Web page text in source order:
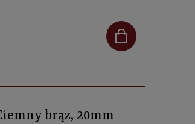
brąz, 20mm